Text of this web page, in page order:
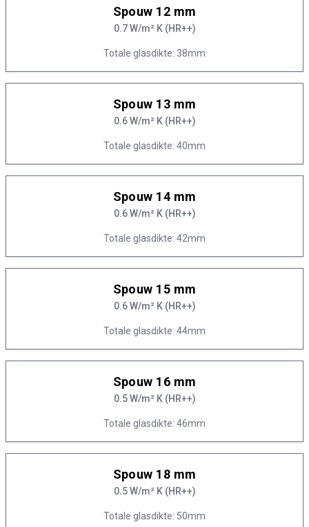
Spouw 12 mm
0.7 W/m² K (HR++)
Totale glasdikte: 38mm
Spouw 13 mm
0.6 W/m² K (HR++)
Totale glasdikte: 40mm
Spouw 14 mm
0.6 W/m² K (HR++)
Totale glasdikte: 42mm
Spouw 15 mm
0.6 W/m² K (HR++)
Totale glasdikte: 44mm
Spouw 16 mm
0.5 W/m² K (HR++)
Totale glasdikte: 46mm
Spouw 18 mm
0.5 W/m² K (HR++)
Totale glasdikte: 50mm